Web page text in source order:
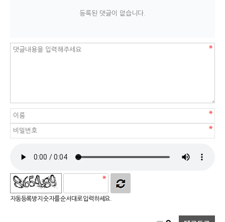
등록된 댓글이 없습니다.
자동등록방지 숫자를 순서대로 입력하세요.